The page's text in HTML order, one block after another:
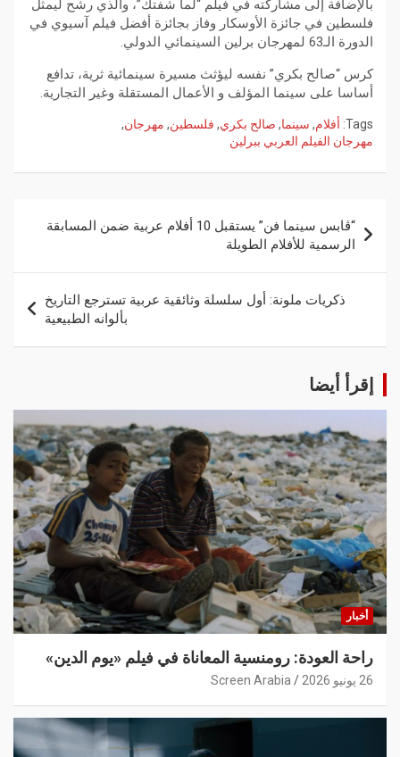
بالإضافة إلى مشاركته في فيلم “لما شفتك”، والذي رشح ليمثل
فلسطين في جائزة الأوسكار وفاز بجائزة أفضل فيلم آسيوي في
الدورة الـ63 لمهرجان برلين السينمائي الدولي.
كرس “صالح بكري” نفسه ليؤثث مسيرة سينمائية ثرية، تدافع
أساسا على سينما المؤلف و الأعمال المستقلة وغير التجارية.
Tags: أفلام, سينما, صالح بكري, فلسطين, مهرجان,
مهرجان الفيلم العربي ببرلين
“ڨابس سينما فن” يستقبل 10 أفلام عربية ضمن المسابقة
الرسمية للأفلام الطويلة
ذكريات ملونة: أول سلسلة وثائقية عربية تسترجع التاريخ
بألوانه الطبيعية
إقرأ أيضا
أخبار
راحة العودة: رومنسية المعاناة في فيلم «يوم الدين»
26 يونيو 2026 Screen Arabia